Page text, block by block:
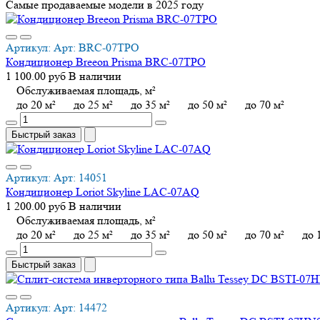
Самые продаваемые модели в 2025 году
Артикул: Арт: BRC-07TPO
Кондиционер Breeon Prisma BRC-07TPO
1 100.00 руб В наличии
Обслуживаемая площадь, м²
до 20 м²
до 25 м² до 35 м² до 50 м² до 70 м²
Быстрый заказ
Артикул: Арт: 14051
Кондиционер Loriot Skyline LAC-07AQ
1 200.00 руб В наличии
Обслуживаемая площадь, м²
до 20 м²
до 25 м² до 35 м² до 50 м² до 70 м² до
Быстрый заказ
Артикул: Арт: 14472